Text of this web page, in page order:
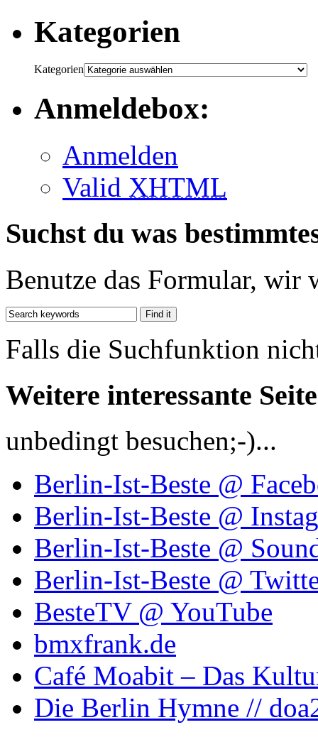
Kategorien
Kategorien
Anmeldebox:
Anmelden
Valid XHTML
Suchst du was
Benutze das Formular, wir
Falls die Suchfunktion
Weitere interessante
unbedingt besuchen;-)...
Berlin-Ist-Beste @
Berlin-Ist-Beste @
Berlin-Ist-Beste @
Berlin-Ist-Beste @
BesteTV @ YouTube
bmxfrank.de
Café Moabit – Das
Die Berlin Hymne //